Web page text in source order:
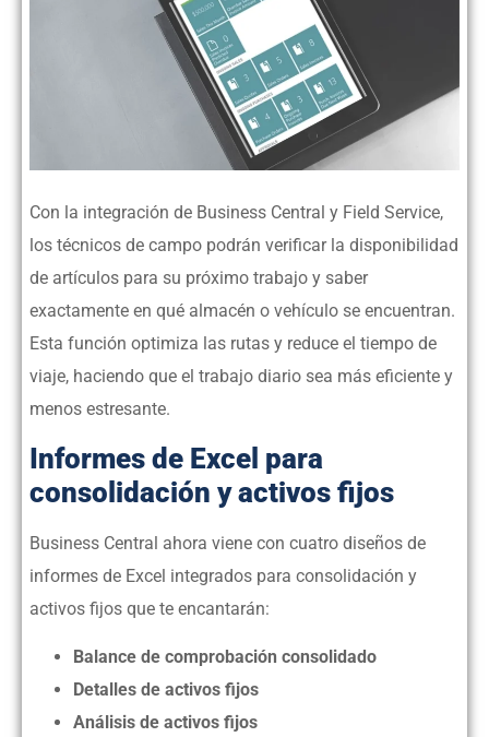
Con la integración de Business Central y Field Service,
los técnicos de campo podrán verificar la disponibilidad
de artículos para su próximo trabajo y saber
exactamente en qué almacén o vehículo se encuentran.
Esta función optimiza las rutas y reduce el tiempo de
viaje, haciendo que el trabajo diario sea más eficiente y
menos estresante.
Informes de Excel para
consolidación y activos fijos
Business Central ahora viene con cuatro diseños de
informes de Excel integrados para consolidación y
activos fijos que te encantarán:
Balance de comprobación consolidado
Detalles de activos fijos
Análisis de activos fijos